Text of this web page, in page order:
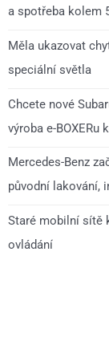
a spotřeba kolem
Měla ukazovat
speciální světla
Chcete nové
výroba e-BOXERu
Mercedes-Benz
původní lakování,
Staré mobilní sítě
ovládání